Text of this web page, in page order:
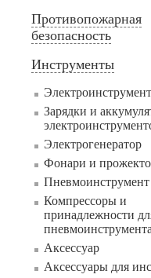
Противопожарная
безопасность
Инструменты
Электроинструмент
Зарядки и
Электрогенератор
Фонари и
Пневмоинструмент
Компрессоры и
принадлежности
пневмоинструмента
Аксессуар
Аксессуары для